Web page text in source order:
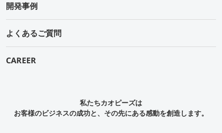
開発事例
よくあるご質問
CAREER
私たちカオピーズは
お客様のビジネスの成功と、その先にある感動を創造します。